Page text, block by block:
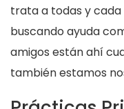
trata a todas y cada
buscando ayuda
amigos están ahí
también estamos